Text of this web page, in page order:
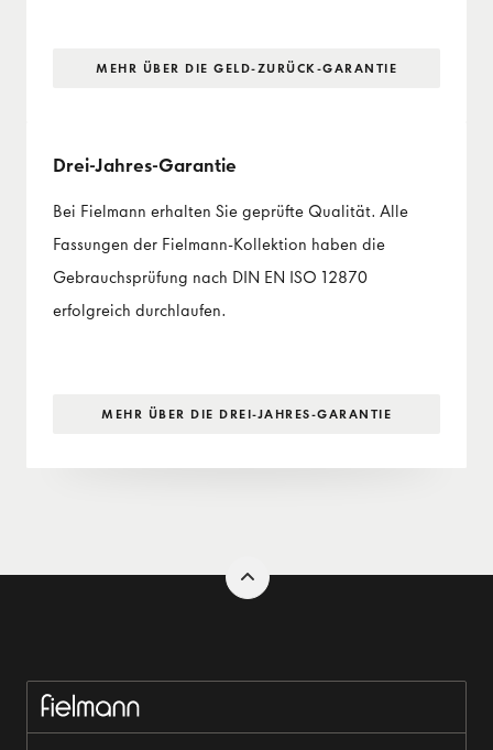
MEHR ÜBER DIE GELD-ZURÜCK-GARANTIE
Drei-Jahres-Garantie
Bei Fielmann erhalten Sie geprüfte Qualität. Alle
Fassungen der Fielmann-Kollektion haben die
Gebrauchsprüfung nach DIN EN ISO 12870
erfolgreich durchlaufen.
MEHR ÜBER DIE DREI-JAHRES-GARANTIE